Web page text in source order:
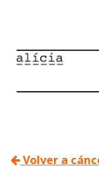
Volver a